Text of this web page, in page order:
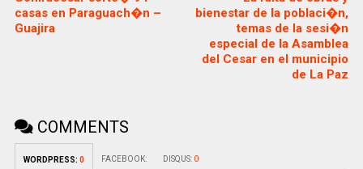
casas en Paraguach�n –
Guajira
bienestar de la poblaci�n,
temas de la sesi�n
especial de la Asamblea
del Cesar en el municipio
de La Paz
COMMENTS
WORDPRESS: 0 FACEBOOK: DISQUS: 0